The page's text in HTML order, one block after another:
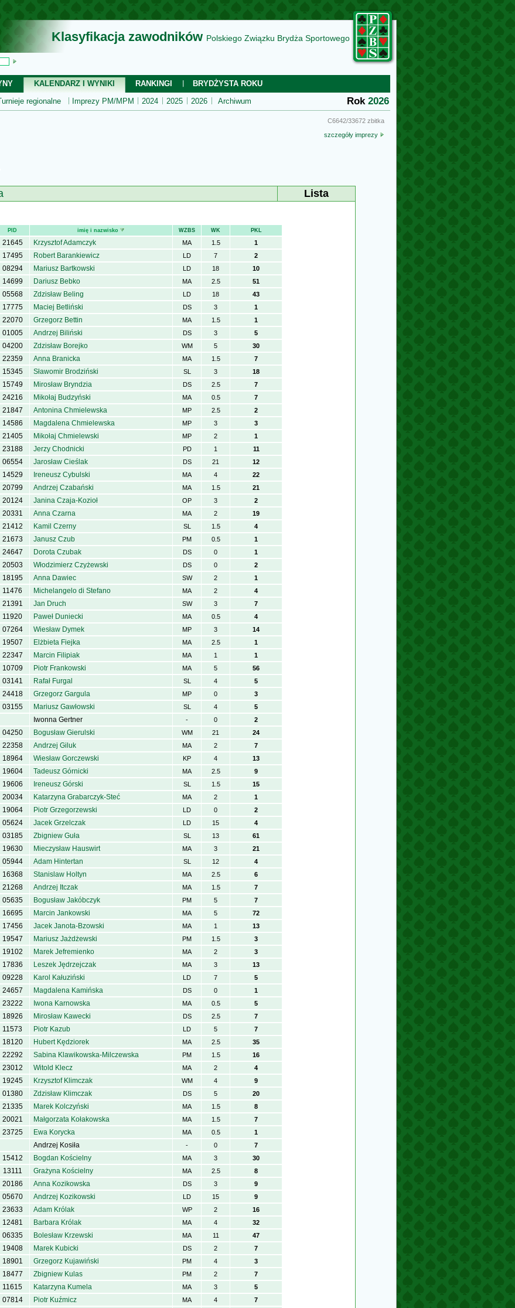
Klasyfikacja zawodników Polskiego Związku Brydża Sportowego
KALENDARZ I WYNIKI RANKINGI
BRYDŻYSTA ROKU
regionalne Imprezy PM/MPM 2024 2025 2026 Archiwum Rok 2026
C6642/33672 zbitka
szczegóły imprezy
Lista
PID imię i nazwisko WZBS WK PKL
21645 Krzysztof Adamczyk MA 1.5
1
17495 Robert Barankiewicz LD 7
2
08294 Mariusz Bartkowski LD 18
10
14699 Dariusz Bebko MA 2.5
51
05568 Zdzisław Beling LD 18
43
17775 Maciej Betliński DS 3
1
22070 Grzegorz Bettin MA 1.5
1
01005 Andrzej Biliński DS 3
5
04200 Zdzisław Borejko WM 5
30
22359 Anna Branicka MA 1.5
7
15345 Sławomir Brodziński SL 3
18
15749 Mirosław Bryndzia DS 2.5
7
24216 Mikołaj Budzyński MA 0.5
7
21847 Antonina Chmielewska MP 2.5
2
14586 Magdalena Chmielewska MP 3
3
21405 Mikołaj Chmielewski MP 2
1
23188 Jerzy Chodnicki PD 1
11
06554 Jarosław Cieślak DS 21
12
14529 Ireneusz Cybulski MA 4
22
20799 Andrzej Czabański MA 1.5
21
20124 Janina Czaja-Kozioł OP 3
2
20331 Anna Czarna MA 2
19
21412 Kamil Czerny SL 1.5
4
21673 Janusz Czub PM 0.5
1
24647 Dorota Czubak DS 0
1
20503 Włodzimierz Czyżewski DS 0
2
18195 Anna Dawiec SW 2
1
11476 Michelangelo di Stefano MA 2
4
21391 Jan Druch SW 3
7
11920 Paweł Duniecki MA 0.5
4
07264 Wiesław Dymek MP 3
14
19507 Elżbieta Fiejka MA 2.5
1
22347 Marcin Filipiak MA 1
1
10709 Piotr Frankowski MA 5
56
03141 Rafał Furgal SL 4
5
24418 Grzegorz Gargula MP 0
3
03155 Mariusz Gawłowski SL 4
5
Iwonna Gertner - 0
2
04250 Bogusław Gierulski WM 21
24
22358 Andrzej Giluk MA 2
7
18964 Wiesław Gorczewski KP 4
13
19604 Tadeusz Górnicki MA 2.5
9
19606 Ireneusz Górski SL 1.5
15
20034 Katarzyna Grabarczyk-Steć MA 2
1
19064 Piotr Grzegorzewski LD 0
2
05624 Jacek Grzelczak LD 15
4
03185 Zbigniew Guła SL 13
61
19630 Mieczysław Hauswirt MA 3
21
05944 Adam Hintertan SL 12
4
16368 Stanislaw Holtyn MA 2.5
6
21268 Andrzej Itczak MA 1.5
7
05635 Bogusław Jakóbczyk PM 5
7
16695 Marcin Jankowski MA 5
72
17456 Jacek Janota-Bzowski MA 1
13
19547 Mariusz Jażdżewski PM 1.5
3
19102 Marek Jefremienko MA 2
3
17836 Leszek Jędrzejczak MA 3
13
09228 Karol Kałuziński LD 7
5
24657 Magdalena Kamińska DS 0
1
23222 Iwona Karnowska MA 0.5
5
18926 Mirosław Kawecki DS 2.5
7
11573 Piotr Kazub LD 5
7
18120 Hubert Kędziorek MA 2.5
35
22292 Sabina Klawikowska-Milczewska PM 1.5
16
23012 Witold Klecz MA 2
4
19245 Krzysztof Klimczak WM 4
9
01380 Zdzisław Klimczak DS 5
20
21335 Marek Kolczyński MA 1.5
8
20021 Małgorzata Kołakowska MA 1.5
7
23725 Ewa Korycka MA 0.5
1
Andrzej Kosiła - 0
7
15412 Bogdan Kościelny MA 3
30
13111 Grażyna Kościelny MA 2.5
8
20186 Anna Kozikowska DS 3
9
05670 Andrzej Kozikowski LD 15
9
23633 Adam Królak WP 2
16
12481 Barbara Królak MA 4
32
06335 Bolesław Krzewski MA 11
47
19408 Marek Kubicki DS 2
7
18901 Grzegorz Kujawiński PM 4
3
18477 Zbigniew Kulas PM 2
7
11615 Katarzyna Kumela MA 3
5
07814 Piotr Kuźmicz MA 4
7